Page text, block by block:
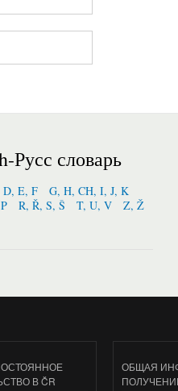
Русс словарь
D, E, F
G, H, CH, I, J, K
R, Ř, S, Š T, U, V Z, Ž
В ČR
ОБЩАЯ